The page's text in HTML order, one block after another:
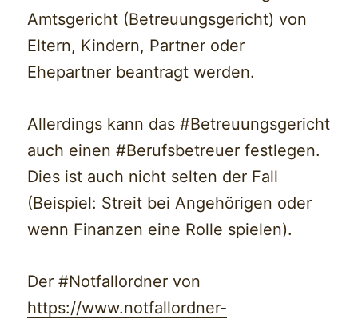
Amtsgericht (Betreuungsgericht) von
Eltern, Kindern, Partner oder
Ehepartner beantragt werden.
Allerdings kann das #Betreuungsgericht
auch einen #Berufsbetreuer festlegen.
Dies ist auch nicht selten der Fall
(Beispiel: Streit bei Angehörigen oder
wenn Finanzen eine Rolle spielen).
Der #Notfallordner von
https://www.notfallordner-